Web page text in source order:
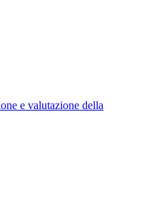
e valutazione della